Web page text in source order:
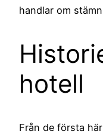
handlar om
hotell
Från de första